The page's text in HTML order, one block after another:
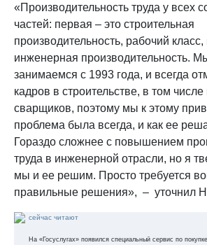
«Производительность труда у всех
частей: первая – это строительная
производительность, рабочий
инженерная производительность.
занимаемся с 1993 года, и всегда
кадров в строительстве, в том
сварщиков, поэтому мы к этому
проблема была всегда, и как ее
Гораздо сложнее с повышением
труда в инженерной отрасли, но я
мы и ее решим. Просто требуется
правильные решения», – уточнил
сейчас читают
На «Госуслугах» появился специальный сервис по